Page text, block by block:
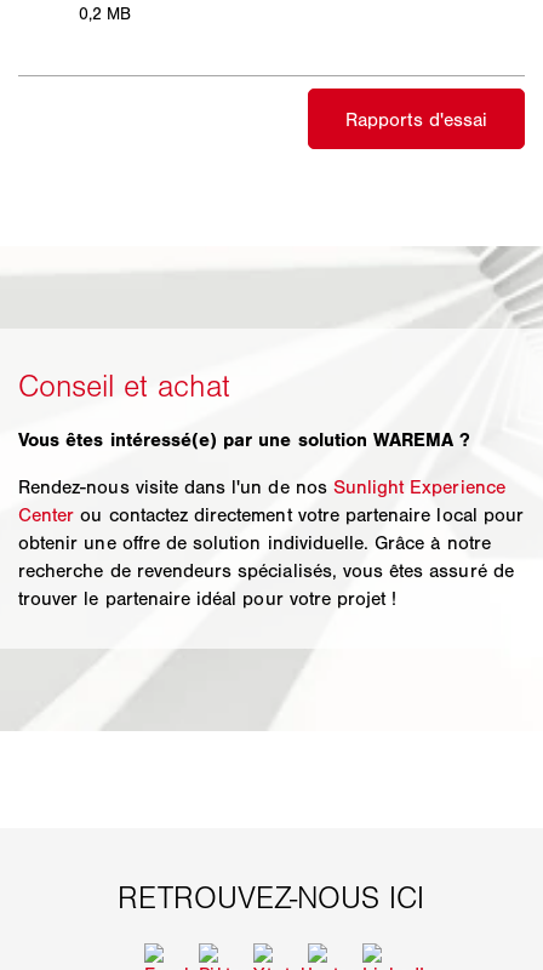
Vous êtes intéressé(e) par une solution WAREMA ?
Rendez-nous visite dans l'un de nos Sunlight Experience
Center ou contactez directement votre partenaire local pour
obtenir une offre de solution individuelle. Grâce à notre
recherche de revendeurs spécialisés, vous êtes assuré de
trouver le partenaire idéal pour votre projet !